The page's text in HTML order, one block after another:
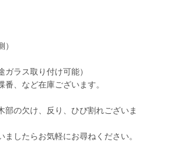
）
ガラス取り付け可能）
番、など在庫ございます。
部の欠け、反り、ひび割れございま
ましたらお気軽にお尋ねください。